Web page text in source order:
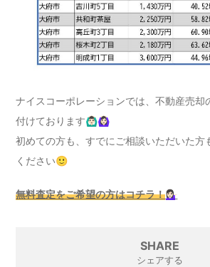
ナイスコーポレーションでは、不動産売却
付けております🙆🏻‍♂️🙆🏻‍♀️
初めての方も、すでにご相談いただいた方
ください🙂
無料査定をご希望の方はコチラ！💁🏻‍♀️
SHARE
シェアする